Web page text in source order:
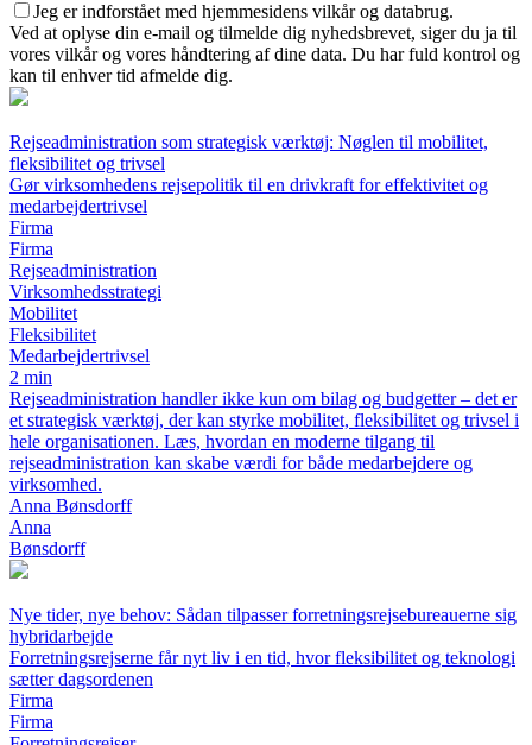
Jeg er indforstået med hjemmesidens vilkår og databrug.
Ved at oplyse din e-mail og tilmelde dig nyhedsbrevet, siger du ja til
vores vilkår og vores håndtering af dine data. Du har fuld kontrol og
kan til enhver tid afmelde dig.
Rejseadministration som strategisk værktøj: Nøglen til mobilitet,
fleksibilitet og trivsel
Gør virksomhedens rejsepolitik til en drivkraft for effektivitet og
medarbejdertrivsel
Firma
Firma
Rejseadministration
Virksomhedsstrategi
Mobilitet
Fleksibilitet
Medarbejdertrivsel
2 min
Rejseadministration handler ikke kun om bilag og budgetter – det er
et strategisk værktøj, der kan styrke mobilitet, fleksibilitet og trivsel i
hele organisationen. Læs, hvordan en moderne tilgang til
rejseadministration kan skabe værdi for både medarbejdere og
virksomhed.
Anna Bønsdorff
Anna
Bønsdorff
Nye tider, nye behov: Sådan tilpasser forretningsrejsebureauerne sig
hybridarbejde
Forretningsrejserne får nyt liv i en tid, hvor fleksibilitet og teknologi
sætter dagsordenen
Firma
Firma